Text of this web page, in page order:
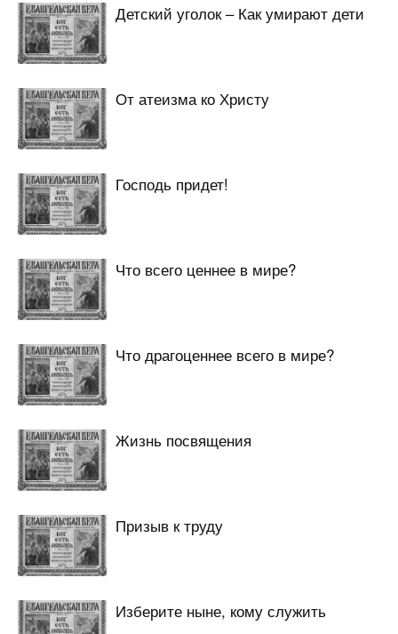
Детский уголок – Как умирают дети
От атеизма ко Христу
Господь придет!
Что всего ценнее в мире?
Что драгоценнее всего в мире?
Жизнь посвящения
Призыв к труду
Изберите ныне, кому служить